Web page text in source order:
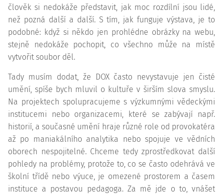
člověk si nedokáže představit, jak moc rozdílní jsou lidé,
než pozná další a další. S tím, jak funguje výstava, je to
podobné: když si někdo jen prohlédne obrázky na webu,
stejně nedokáže pochopit, co všechno může na místě
vytvořit soubor děl.
Tady musím dodat, že DOX často nevystavuje jen čisté
umění, spíše bych mluvil o kultuře v širším slova smyslu.
Na projektech spolupracujeme s výzkumnými vědeckými
institucemi nebo organizacemi, které se zabývají např.
historií, a současné umění hraje různé role od provokatéra
až po maniakálního analytika nebo spojuje ve vědních
oborech nespojitelné. Chceme tedy zprostředkovat další
pohledy na problémy, protože to, co se často odehrává ve
školní třídě nebo výuce, je omezené prostorem a časem
instituce a postavou pedagoga. Za mě jde o to, vnášet